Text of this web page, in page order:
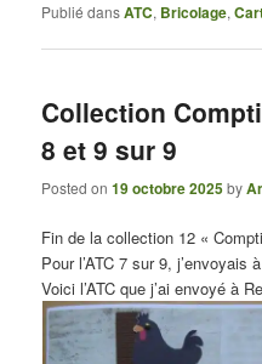
Publié dansATC, Bricolage,
Collection
8 et 9 sur 9
Posted on19 octobre 2025by
Fin de la collection 12 «
Pour l’ATC 7 sur 9,
Voici l’ATC que j’ai envoyé à